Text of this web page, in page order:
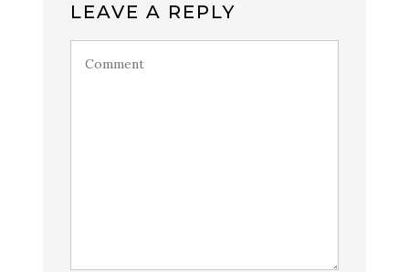
LEAVE A REPLY